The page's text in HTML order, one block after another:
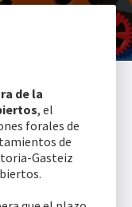
de la
, el
forales de
de
Gasteiz